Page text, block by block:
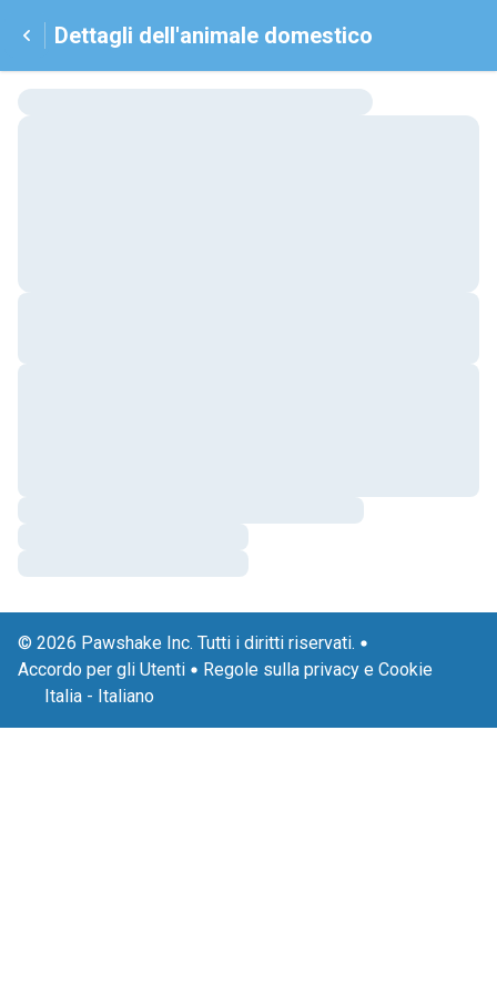
Dettagli dell'animale domestico
© 2026 Pawshake Inc. Tutti i diritti riservati.
Accordo per gli Utenti
Regole sulla privacy e Cookie
Italia - Italiano